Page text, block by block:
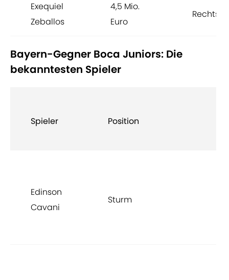
Exequiel
Zeballos
4,5 Mio.
Euro
Bayern-Gegner Boca Juniors: Die
bekanntesten Spieler
Spieler Position
Edinson
Cavani
Sturm